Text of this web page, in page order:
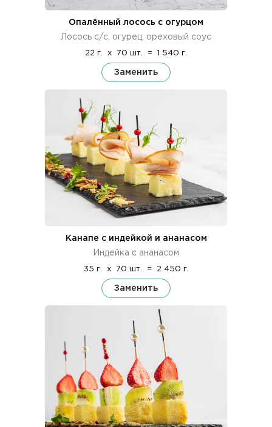
Опалённый лосось с огурцом
Лосось с/с, огурец, ореховый соус
22 г. x 70 шт. = 1 540 г.
Заменить
Канапе с индейкой и ананасом
Индейка с ананасом
35 г. x 70 шт. = 2 450 г.
Заменить